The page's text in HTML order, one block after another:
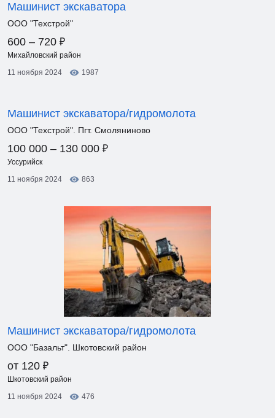
Машинист экскаватора
ООО "Техстрой"
600 – 720 ₽
Михайловский район
11 ноября 2024
1987
Машинист экскаватора/гидромолота
ООО "Техстрой". Пгт. Смоляниново
100 000 – 130 000 ₽
Уссурийск
11 ноября 2024
863
Машинист экскаватора/гидромолота
ООО "Базальт". Шкотовский район
от 120 ₽
Шкотовский район
11 ноября 2024
476